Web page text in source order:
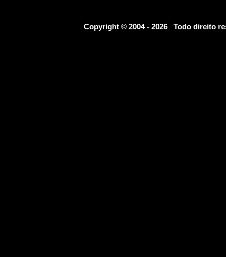
Copyright © 2004 - 2026 Todo direito